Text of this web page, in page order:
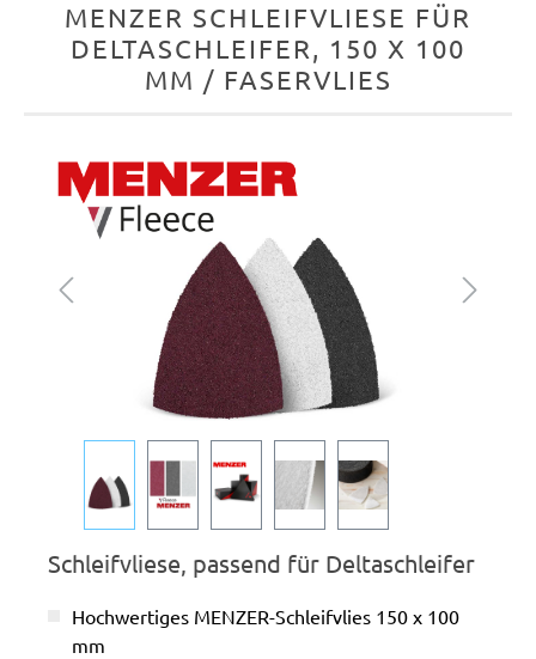
MENZER SCHLEIFVLIESE FÜR
DELTASCHLEIFER, 150 X 100
MM / FASERVLIES
Bildergalerie überspringen
Schleifvliese, passend für Deltaschleifer
Hochwertiges MENZER-Schleifvlies 150 x 100
mm